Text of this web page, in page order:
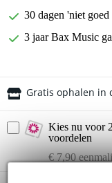
30 dagen 'niet
3 jaar Bax Music
Gratis ophalen in
Kies nu voor
voordelen
€ 7,90